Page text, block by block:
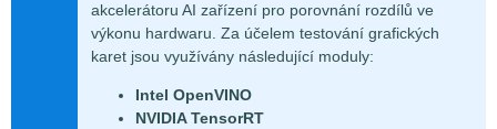
akcelerátoru AI zařízení pro porovnání rozdílů ve
výkonu hardwaru. Za účelem testování grafických
karet jsou využívány následující moduly:
Intel OpenVINO
NVIDIA TensorRT